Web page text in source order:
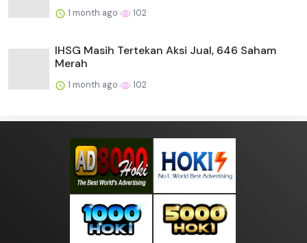
1 month ago 102
IHSG Masih Tertekan Aksi Jual, 646 Saham
Merah
1 month ago 102